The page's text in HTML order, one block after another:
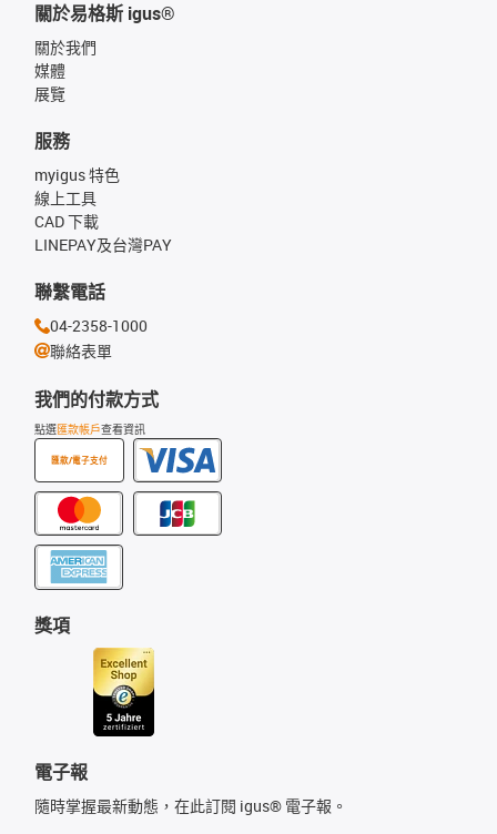
關於易格斯 igus®
關於我們
媒體
展覽
我們的付款方式
點選匯款帳戶查看資訊
匯款/電子支付
服務
myigus 特色
線上工具
CAD 下載
LINEPAY及台灣PAY
獎項
電子報
隨時掌握最新動態，在此訂閱 igus® 電子報。
聯繫電話
04-2358-1000
聯絡表單